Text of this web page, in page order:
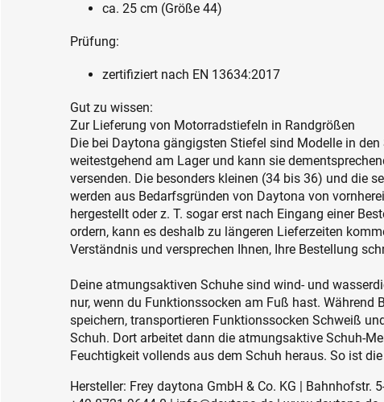
ca. 25 cm (Größe 44)
Prüfung:
zertifiziert nach EN 13634:2017
Gut zu wissen:
Zur Lieferung von Motorradstiefeln in Randgrößen
Die bei Daytona gängigsten Stiefel sind Modelle in
weitestgehend am Lager und kann sie
versenden. Die besonders kleinen (34 bis 36) und die
werden aus Bedarfsgründen von Daytona von
hergestellt oder z. T. sogar erst nach Eingang einer
ordern, kann es deshalb zu längeren Lieferzeiten
Verständnis und versprechen Ihnen, Ihre Bestellung
Deine atmungsaktiven Schuhe sind wind- und
nur, wenn du Funktionssocken am Fuß hast. Während
speichern, transportieren Funktionssocken Schweiß
Schuh. Dort arbeitet dann die atmungsaktive Schuh-
Feuchtigkeit vollends aus dem Schuh heraus. So ist
Hersteller: Frey daytona GmbH & Co. KG | Bahnhofstr.